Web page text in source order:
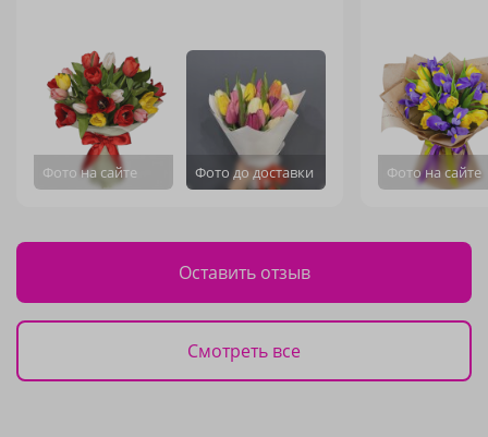
Фото на сайте Фото до доставки Фото на сайте
Оставить отзыв
Смотреть все